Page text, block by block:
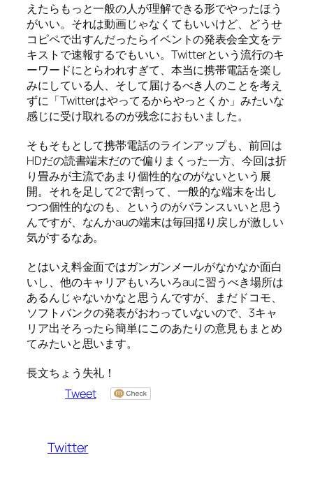
えたらもっと一般の人が理解できる形でやったほう
がいい。それは動画じゃなくてもいいけど、どうせ
コピペで出すんだったらイベントの発表会全文をテ
キストで速報するでもいい。Twitterという流行のキ
ーワードにとらわれすぎて、本当に携帯電話を楽し
みにしている人、そして届けるべき人のことを考え
ずに「Twitterはやってるからやっとくか」みたいな
感じに受け取れるのが残念におもいました。
そもそもとして携帯電話のラインアップも、前回は
HDだの読書端末だので偏りまくった一方、今回は折
り畳みが主流であまり個性的なのがないという展
開。それを足して2で割って、一般的な端末を出し
つつ個性的なのも、というのがバランスいいと思う
んですが、なんかauの端末は毎回揺り戻しが激しい
気がするなあ。
とはいえ料金面ではガンガンメールがなかなか面白
いし、他のキャリアもいろいろauに習うべき場所は
あるんじゃないかなと思うんですが、まだドコモ、
ソフトバンクの発表がおわっていないので、3キャ
リア出そろったら簡単にこのあたりの意見もまとめ
てみたいと思います。
長文ちょう失礼！
Tweet
Twitter